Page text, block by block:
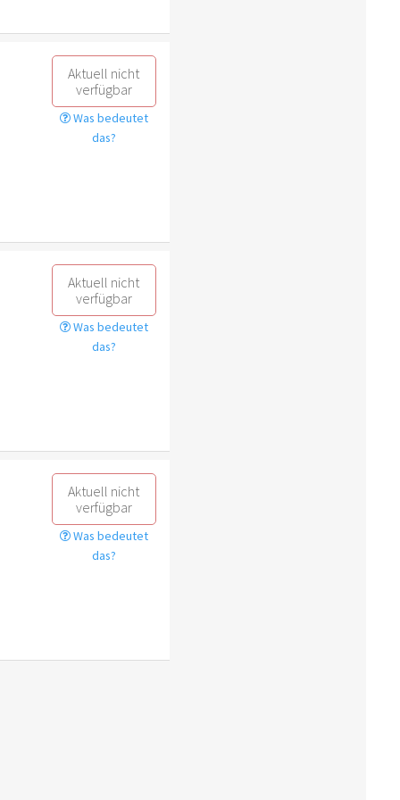
Aktuell nicht
verfügbar
Was bedeutet
das?
Aktuell nicht
verfügbar
Was bedeutet
das?
Aktuell nicht
verfügbar
Was bedeutet
das?